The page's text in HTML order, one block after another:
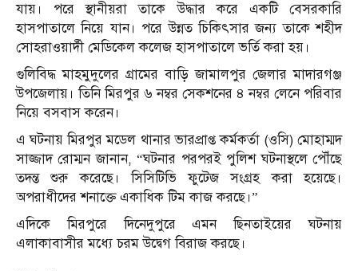
যায়। পরে স্থানীয়রা তাকে উদ্ধার করে একটি বেসরকারি
হাসপাতালে নিয়ে যান। পরে উন্নত চিকিৎসার জন্য তাকে শহীদ
সোহরাওয়ার্দী মেডিকেল কলেজ হাসপাতালে ভর্তি করা হয়।
গুলিবিদ্ধ মাহমুদুলের গ্রামের বাড়ি জামালপুর জেলার মাদারগঞ্জ
উপজেলায়। তিনি মিরপুর ৬ নম্বর সেকশনের ৪ নম্বর লেনে পরিবার
নিয়ে বসবাস করেন।
এ ঘটনায় মিরপুর মডেল থানার ভারপ্রাপ্ত কর্মকর্তা (ওসি) মোহাম্মদ
সাজ্জাদ রোম্মন জানান, “ঘটনার পরপরই পুলিশ ঘটনাস্থলে পৌঁছে
তদন্ত শুরু করেছে। সিসিটিভি ফুটেজ সংগ্রহ করা হয়েছে।
অপরাধীদের শনাক্তে একাধিক টিম কাজ করছে।”
এদিকে মিরপুরে দিনেদুপুরে এমন ছিনতাইয়ের ঘটনায়
এলাকাবাসীর মধ্যে চরম উদ্বেগ বিরাজ করছে।